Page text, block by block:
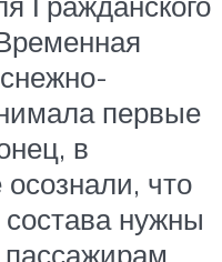
первые
в
осознали, что
нужны
пассажирам